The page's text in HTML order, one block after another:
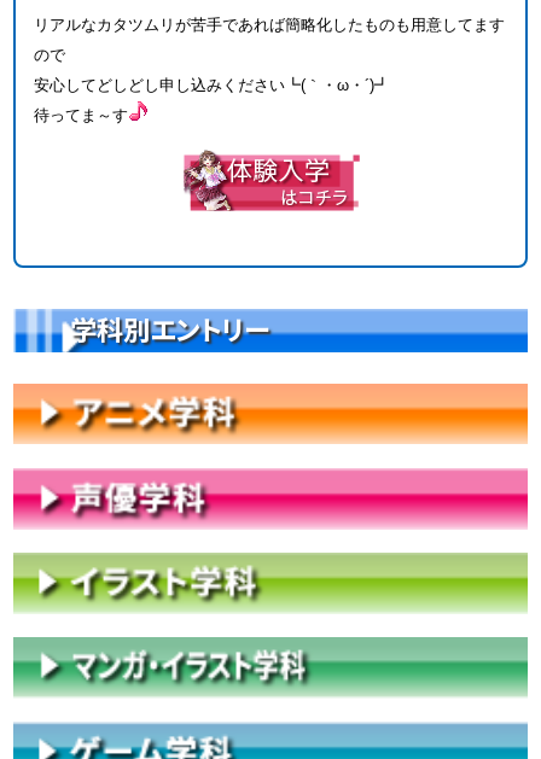
学科別エントリー
リアルなカタツムリが苦手であれば簡略化したものも用意してます
ので
安心してどしどし申し込みください┗(｀・ω・´)┛
待ってま～す